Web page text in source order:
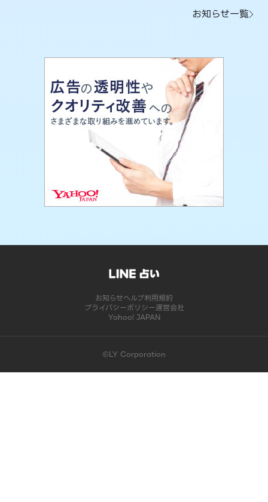
お知らせ一覧
お知らせヘルプ利用規約
プライバシーポリシー運営会社
Yahoo! JAPAN
©LY Corporation
このコンテンツは掲載が終了しました | LINE占い